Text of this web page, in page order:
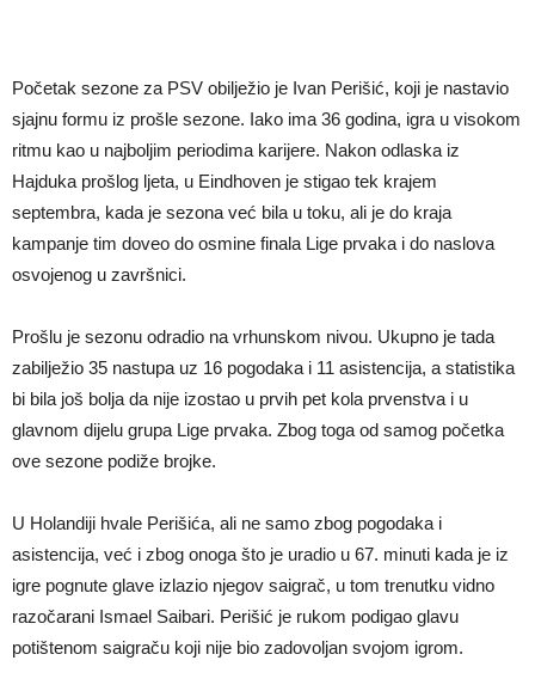
fudbalski svijet
Početak sezone za PSV obilježio je Ivan Perišić, koji je nastavio
sjajnu formu iz prošle sezone. Iako ima 36 godina, igra u visokom
ritmu kao u najboljim periodima karijere. Nakon odlaska iz
Hajduka prošlog ljeta, u Eindhoven je stigao tek krajem
septembra, kada je sezona već bila u toku, ali je do kraja
kampanje tim doveo do osmine finala Lige prvaka i do naslova
osvojenog u završnici.
Prošlu je sezonu odradio na vrhunskom nivou. Ukupno je tada
zabilježio 35 nastupa uz 16 pogodaka i 11 asistencija, a statistika
bi bila još bolja da nije izostao u prvih pet kola prvenstva i u
glavnom dijelu grupa Lige prvaka. Zbog toga od samog početka
ove sezone podiže brojke.
U Holandiji hvale Perišića, ali ne samo zbog pogodaka i
asistencija, već i zbog onoga što je uradio u 67. minuti kada je iz
igre pognute glave izlazio njegov saigrač, u tom trenutku vidno
razočarani Ismael Saibari. Perišić je rukom podigao glavu
potištenom saigraču koji nije bio zadovoljan svojom igrom.